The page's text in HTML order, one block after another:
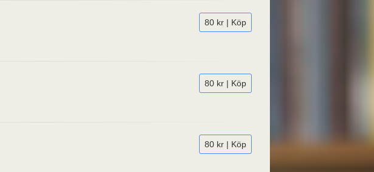
80 kr | Köp
80 kr | Köp
80 kr | Köp